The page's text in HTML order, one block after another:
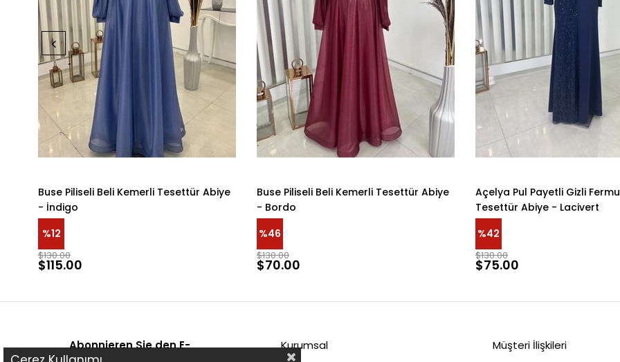
Buse Piliseli Beli Kemerli Tesettür Abiye
- İndigo
%12
$115.00
$130.00
Buse Piliseli Beli Kemerli Tesettür Abiye
- Bordo
%46
$70.00
$130.00
Açelya Pul Payetli Gizli
Tesettür Abiye - Lacivert
%42
$75.00
$130.00
Abonnieren Sie den E- Kurumsal Müşteri İlişkileri